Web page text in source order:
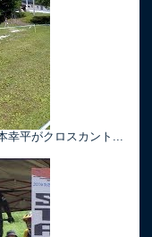
幸平がクロスカント...